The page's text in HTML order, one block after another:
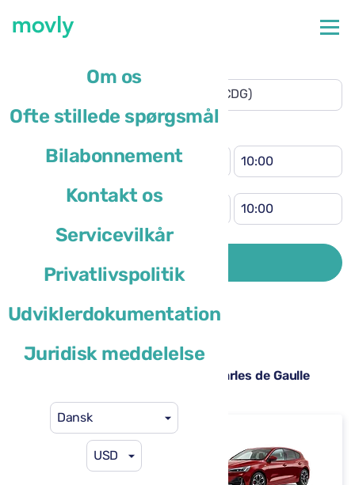
Om os
Ofte stillede spørgsmål
Bilabonnement
Kontakt os
Servicevilkår
Privatlivspolitik
Udviklerdokumentation
Juridisk meddelelse
Dansk
USD
Afhentningssted
(CDG)
Andet afleveringssted
Førerens bopælsland er
Tilgængelige lejebiler på Paris Charles de Gaulle
Ford Focus
eller lignende